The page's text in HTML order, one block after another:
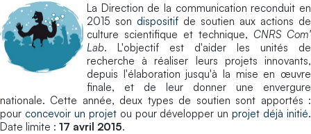
La Direction de la communication reconduit en
2015 son dispositif de soutien aux actions de
culture scientifique et technique, CNRS Com'
Lab. L'objectif est d'aider les unités de
recherche à réaliser leurs projets innovants,
depuis l'élaboration jusqu'à la mise en œuvre
finale, et de leur donner une envergure
nationale. Cette année, deux types de soutien sont apportés :
pour concevoir un projetou pour développer unprojet déjà initié.
Date limite : 17 avril 2015.